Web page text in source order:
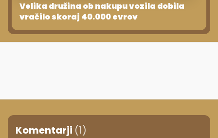
Velika družina ob nakupu vozila dobila
vračilo skoraj 40.000 evrov
Komentarji (1)